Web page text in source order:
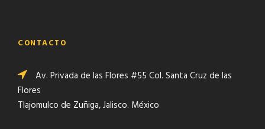
CONTACTO
Av. Privada de las Flores #55 Col. Santa Cruz de las
Flores
Tlajomulco de Zuñiga, Jalisco. México